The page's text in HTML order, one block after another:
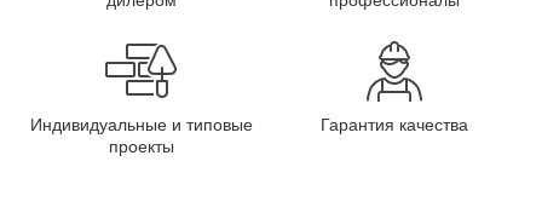
Индивидуальные и типовые
проекты
Гарантия качества